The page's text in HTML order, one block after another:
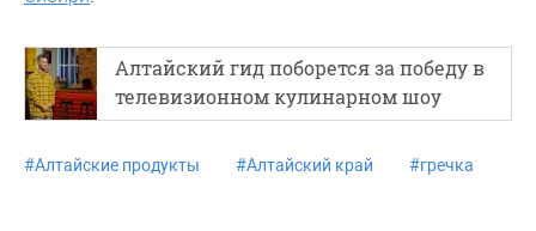
Алтайский гид поборется за победу в
телевизионном кулинарном шоу
#Алтайские продукты #Алтайский край #гречка